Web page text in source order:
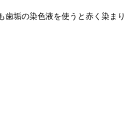
垢の染色液を使うと赤く染まり